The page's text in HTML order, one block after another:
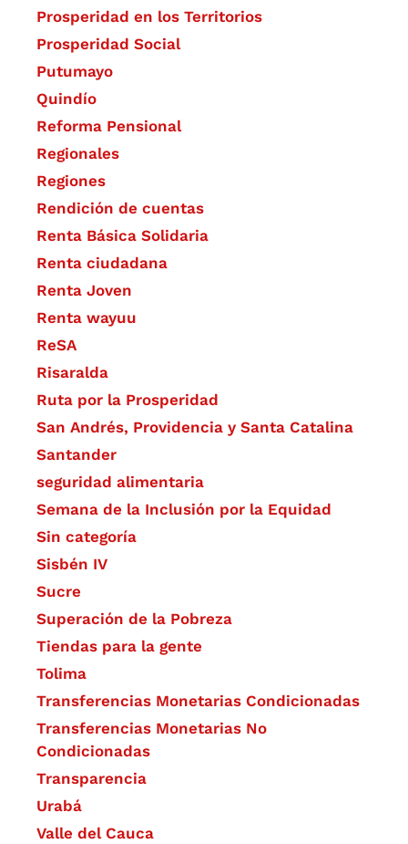
Prosperidad en los Territorios
Prosperidad Social
Putumayo
Quindío
Reforma Pensional
Regionales
Regiones
Rendición de cuentas
Renta Básica Solidaria
Renta ciudadana
Renta Joven
Renta wayuu
ReSA
Risaralda
Ruta por la Prosperidad
San Andrés, Providencia y Santa Catalina
Santander
seguridad alimentaria
Semana de la Inclusión por la Equidad
Sin categoría
Sisbén IV
Sucre
Superación de la Pobreza
Tiendas para la gente
Tolima
Transferencias Monetarias Condicionadas
Transferencias Monetarias No
Condicionadas
Transparencia
Urabá
Valle del Cauca